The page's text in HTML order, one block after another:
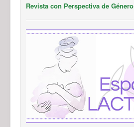
Revista con Perspectiva de Género